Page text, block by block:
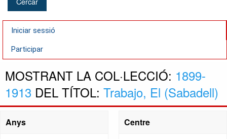
Iniciar sessió
Participar
MOSTRANT LA COL·LECCIÓ: 1899-
1913 DEL TÍTOL: Trabajo, El (Sabadell)
Anys
Centre